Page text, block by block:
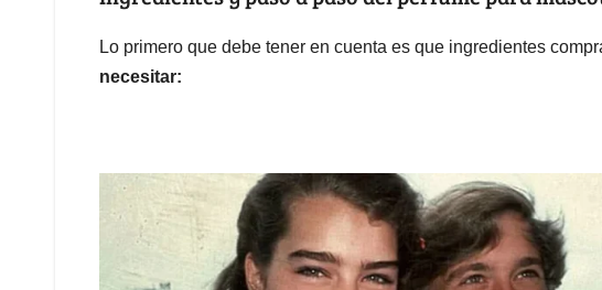
Lo primero que debe tener en cuenta es que ingredientes
necesitar: